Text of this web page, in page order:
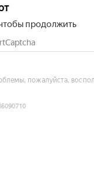
продолжить
пожалуйста,